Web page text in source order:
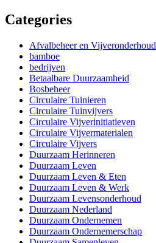
Categories
Afvalbeheer en Vijveronderhoud
bamboe
bedrijven
Betaalbare Duurzaamheid
Bosbeheer
Circulaire Tuinieren
Circulaire Tuinvijvers
Circulaire Vijverinitiatieven
Circulaire Vijvermaterialen
Circulaire Vijvers
Duurzaam Herinneren
Duurzaam Leven
Duurzaam Leven & Eten
Duurzaam Leven & Werk
Duurzaam Levensonderhoud
Duurzaam Nederland
Duurzaam Ondernemen
Duurzaam Ondernemerschap